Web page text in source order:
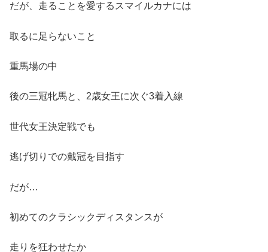
だが、走ることを愛するスマイルカナには
取るに足らないこと
重馬場の中
後の三冠牝馬と、2歳女王に次ぐ3着入線
世代女王決定戦でも
逃げ切りでの戴冠を目指す
だが…
初めてのクラシックディスタンスが
走りを狂わせたか